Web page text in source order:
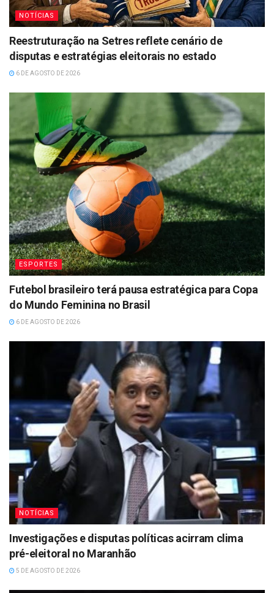
NOTÍCIAS
Reestruturação na Setres reflete cenário de
disputas e estratégias eleitorais no estado
6 DE AGOSTO DE 2026
ESPORTES
Futebol brasileiro terá pausa estratégica para Copa
do Mundo Feminina no Brasil
6 DE AGOSTO DE 2026
NOTÍCIAS
Investigações e disputas políticas acirram clima
pré-eleitoral no Maranhão
5 DE AGOSTO DE 2026